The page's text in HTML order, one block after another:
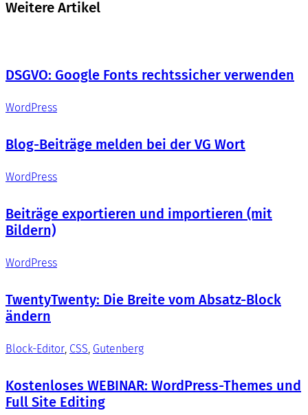
Weitere Artikel
DSGVO: Google Fonts rechtssicher verwenden
WordPress
Blog-Beiträge melden bei der VG Wort
WordPress
Beiträge exportieren und importieren (mit
Bildern)
WordPress
TwentyTwenty: Die Breite vom Absatz-Block
ändern
Block-Editor, CSS, Gutenberg
Kostenloses WEBINAR: WordPress-Themes und
Full Site Editing